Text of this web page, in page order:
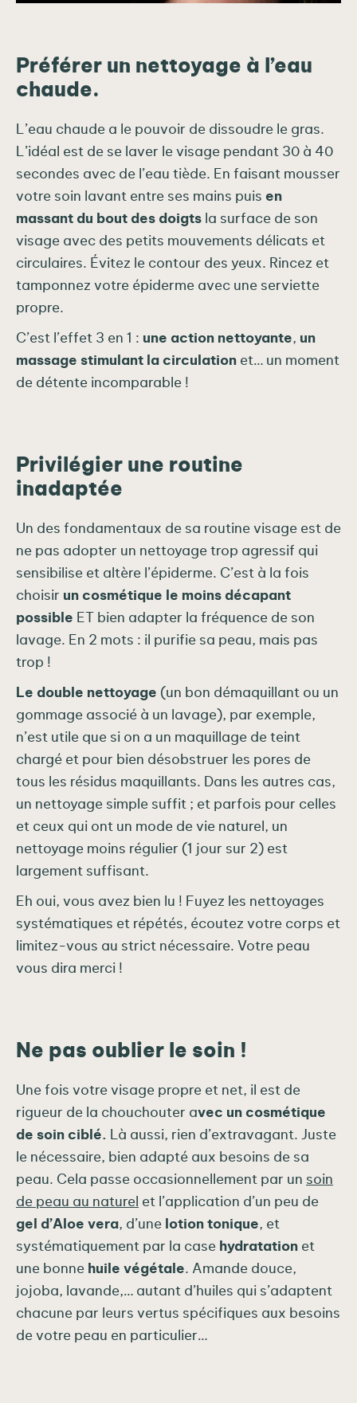
Préférer un nettoyage à l’eau
chaude.
L’eau chaude a le pouvoir de dissoudre le gras.
L’idéal est de se laver le visage pendant 30 à 40
secondes avec de l’eau tiède. En faisant mousser
votre soin lavant entre ses mains puis en
massant du bout des doigts la surface de son
visage avec des petits mouvements délicats et
circulaires. Évitez le contour des yeux. Rincez et
tamponnez votre épiderme avec une serviette
propre.
C’est l’effet 3 en 1 : une action nettoyante, un
massage stimulant la circulation et… un moment
de détente incomparable !
Privilégier une routine
inadaptée
Un des fondamentaux de sa routine visage est de
ne pas adopter un nettoyage trop agressif qui
sensibilise et altère l’épiderme. C’est à la fois
choisir un cosmétique le moins décapant
possible ET bien adapter la fréquence de son
lavage. En 2 mots : il purifie sa peau, mais pas
trop !
Le double nettoyage (un bon démaquillant ou un
gommage associé à un lavage), par exemple,
n’est utile que si on a un maquillage de teint
chargé et pour bien désobstruer les pores de
tous les résidus maquillants. Dans les autres cas,
un nettoyage simple suffit ; et parfois pour celles
et ceux qui ont un mode de vie naturel, un
nettoyage moins régulier (1 jour sur 2) est
largement suffisant.
Eh oui, vous avez bien lu ! Fuyez les nettoyages
systématiques et répétés, écoutez votre corps et
limitez-vous au strict nécessaire. Votre peau
vous dira merci !
Ne pas oublier le soin !
Une fois votre visage propre et net, il est de
rigueur de la chouchouter avec un cosmétique
de soin ciblé. Là aussi, rien d’extravagant. Juste
le nécessaire, bien adapté aux besoins de sa
peau. Cela passe occasionnellement par un soin
de peau au naturel et l’application d’un peu de
gel d’Aloe vera, d’une lotion tonique, et
systématiquement par la case hydratation et
une bonne huile végétale. Amande douce,
jojoba, lavande,… autant d’huiles qui s’adaptent
chacune par leurs vertus spécifiques aux besoins
de votre peau en particulier…